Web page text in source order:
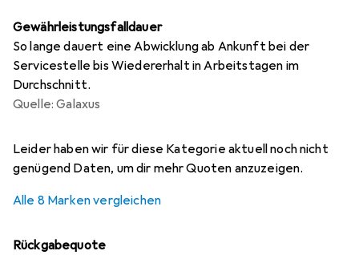
Gewährleistungsfalldauer
So lange dauert eine Abwicklung ab Ankunft bei der
Servicestelle bis Wiedererhalt in Arbeitstagen im
Durchschnitt.
Quelle: Galaxus
Leider haben wir für diese Kategorie aktuell noch nicht
genügend Daten, um dir mehr Quoten anzuzeigen.
Alle 8 Marken vergleichen
Rückgabequote